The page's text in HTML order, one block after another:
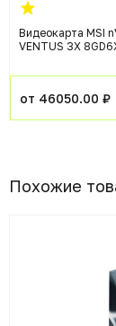
Видеокарта MSI
VENTUS 3X
от 46050.00 ₽
Похожие